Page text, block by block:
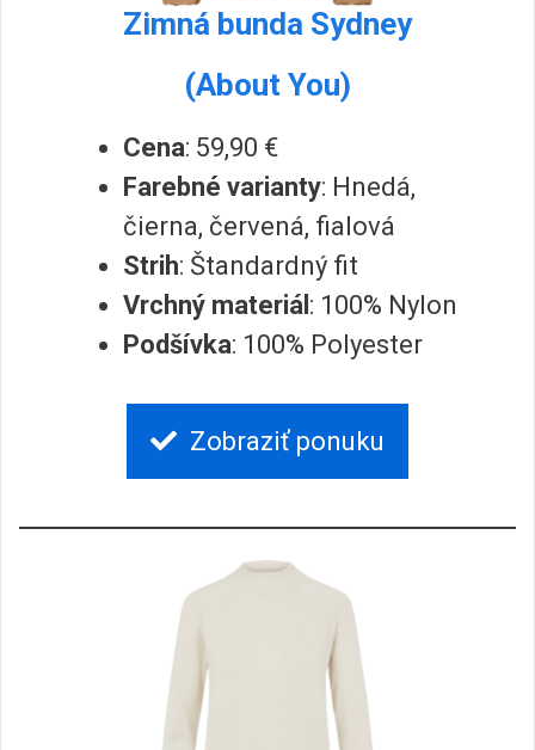
Zimná bunda Sydney
(About You)
Cena: 59,90 €
Farebné varianty: Hnedá,
čierna, červená, fialová
Strih: Štandardný fit
Vrchný materiál : 100% Nylon
Podšívka: 100% Polyester
Zobraziť ponuku